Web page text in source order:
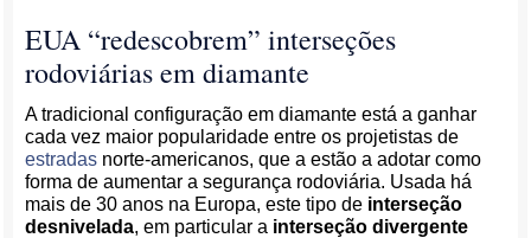
EUA “redescobrem” interseções
rodoviárias em diamante
A tradicional configuração em diamante está a ganhar
cada vez maior popularidade entre os projetistas de
estradas norte-americanos, que a estão a adotar como
forma de aumentar a segurança rodoviária. Usada há
mais de 30 anos na Europa, este tipo de interseção
desnivelada, em particular a interseção divergente